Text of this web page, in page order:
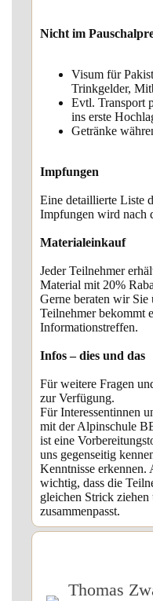
Nicht im
Visum für
Trinkgelder,
Evtl. Transport
ins erste
Getränke
Impfungen
Eine detaillierte Liste
Impfungen wird nach
Materialeinkauf
Jeder Teilnehmer
Material mit 20%
Gerne beraten wir Sie
Teilnehmer bekommt
Informationstreffen.
Infos – dies und das
Für weitere Fragen
zur Verfügung.
Für Interessentinnen
mit der Alpinschule
ist eine
uns gegenseitig
Kenntnisse erkennen.
wichtig, dass die
gleichen Strick
zusammenpasst.
Thomas